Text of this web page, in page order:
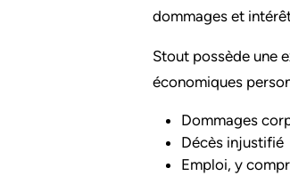
dommages et
Stout possède une
économiques
Dommages
Décès injustifié
Emploi, y